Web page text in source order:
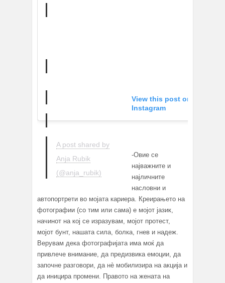
View this post on
Instagram
A post shared by
Anja Rubik
(@anja_rubik)
-Овие се
најважните и
најличните
насловни и
автопортрети во мојата кариера. Креирањето на
фотографии (со тим или сама) е мојот јазик,
начинот на кој се изразувам, мојот протест,
мојот бунт, нашата сила, болка, гнев и надеж.
Верувам дека фотографијата има моќ да
привлече внимание, да предизвика емоции, да
започне разговори, да нè мобилизира на акција и
да иницира промени. Правото на жената на